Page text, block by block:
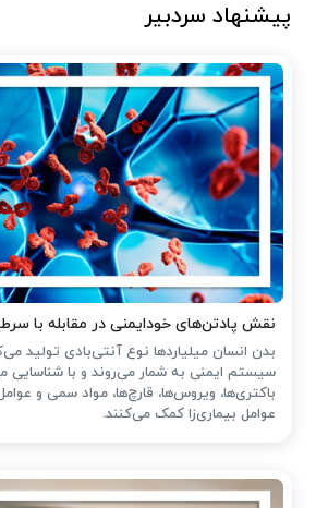
پیشنهاد سردبیر
نقش پادتن‌های خودایمنی در مقابله با
بدن انسان میلیاردها نوع آنتی‌بادی تولید
سیستم ایمنی به شمار می‌روند و با شناسایی
باکتری‌ها، ویروس‌ها، قارچ‌ها، مواد سمی و عوامل
عوامل بیماری‌زا کمک می‌کنند.